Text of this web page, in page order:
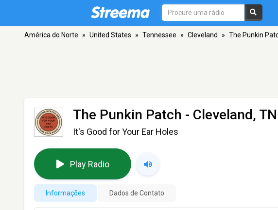
América do Norte » United States » Tennessee » Cleveland » The Punkin
The Punkin Patch - Cleveland, TN
It's Good for Your Ear Holes
Play Radio
Informações Dados de Contato